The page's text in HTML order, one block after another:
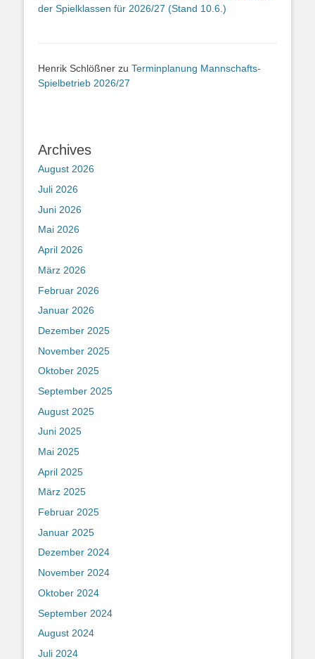
der Spielklassen für 2026/27 (Stand 10.6.)
Henrik Schlößner zu Terminplanung Mannschafts-
Spielbetrieb 2026/27
Archives
August 2026
Juli 2026
Juni 2026
Mai 2026
April 2026
März 2026
Februar 2026
Januar 2026
Dezember 2025
November 2025
Oktober 2025
September 2025
August 2025
Juni 2025
Mai 2025
April 2025
März 2025
Februar 2025
Januar 2025
Dezember 2024
November 2024
Oktober 2024
September 2024
August 2024
Juli 2024